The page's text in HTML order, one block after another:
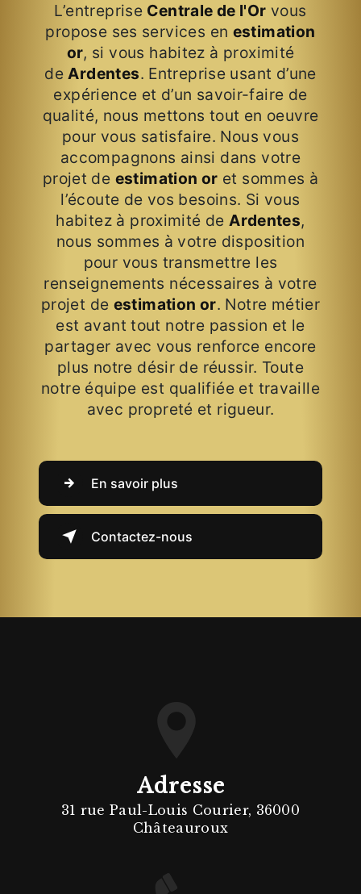
L’entreprise Centrale de l'Or vous
propose ses services en estimation
or, si vous habitez à proximité
deArdentes. Entreprise usant d’une
expérience et d’un savoir-faire de
qualité, nous mettons tout en oeuvre
pour vous satisfaire. Nous vous
accompagnons ainsi dans votre
projet de estimation or et sommes à
l’écoute de vos besoins. Si vous
habitez à proximité deArdentes,
nous sommes à votre disposition
pour vous transmettre les
renseignements nécessaires à votre
projet de estimation or. Notre métier
est avant tout notre passion et le
partager avec vous renforce encore
plus notre désir de réussir. Toute
notre équipe est qualifiée et travaille
avec propreté et rigueur.
En savoir plus
Contactez-nous
Adresse
31 rue Paul-Louis Courier, 36000
Châteauroux